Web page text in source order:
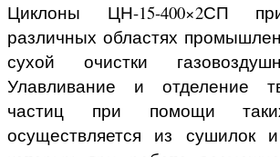
Циклоны ЦН-15-400×2СП
различных областях
сухой очистки
Улавливание и отделение
частиц при помощи
осуществляется из сушилок